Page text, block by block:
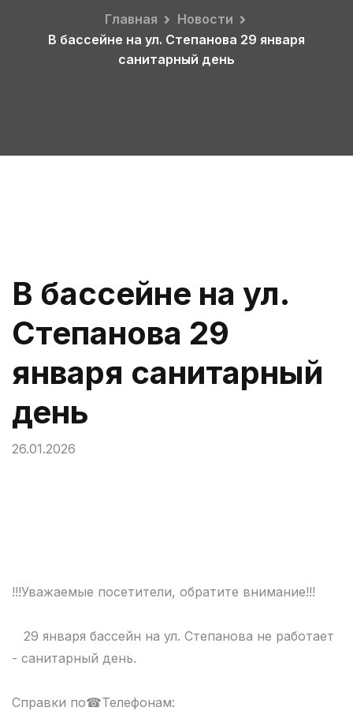
Главная
Новости
В бассейне на ул. Степанова 29 января
санитарный день
В бассейне на ул.
Степанова 29
января санитарный
день
26.01.2026
!!!Уважаемые посетители, обратите внимание!!!
29 января бассейн на ул. Степанова не работает
- санитарный день.
Справки по☎Телефонам: